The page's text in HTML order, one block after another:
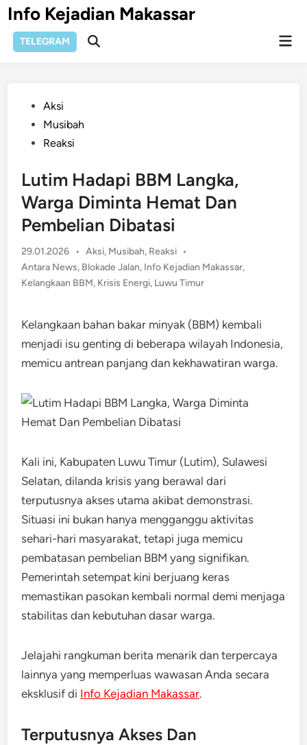
Skip
to
content
Info Kejadian Makassar
TELEGRAM
Open
PostedAksi
Musibah
Reaksi
Lutim Hadapi BBM Langka,
Warga Diminta Hemat Dan
Pembelian Dibatasi
29.01.2026 • Posted
in
Aksi, Musibah, Reaksi •
Antara News, Blokade Jalan, Info Kejadian Makassar,
Kelangkaan BBM, Krisis Energi, Luwu Timur
Kelangkaan bahan bakar minyak (BBM) kembali
menjadi isu genting di beberapa wilayah Indonesia,
memicu antrean panjang dan kekhawatiran warga.
Kali ini, Kabupaten Luwu Timur (Lutim), Sulawesi
Selatan, dilanda krisis yang berawal dari
terputusnya akses utama akibat demonstrasi. ​
Situasi ini bukan hanya mengganggu aktivitas
sehari-hari masyarakat, tetapi juga memicu
pembatasan pembelian BBM yang signifikan.​
Pemerintah setempat kini berjuang keras
memastikan pasokan kembali normal demi menjaga
stabilitas dan kebutuhan dasar warga.
Jelajahi rangkuman berita menarik dan terpercaya
lainnya yang memperluas wawasan Anda secara
eksklusif di Info Kejadian Makassar.
Terputusnya Akses Dan